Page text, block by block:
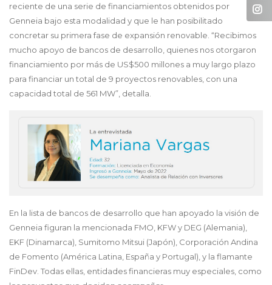
reciente de una serie de financiamientos obtenidos por
Genneia bajo esta modalidad y que le han posibilitado
concretar su primera fase de expansión renovable. “Recibimos
mucho apoyo de bancos de desarrollo, quienes nos otorgaron
financiamiento por más de US$500 millones a muy largo plazo
para financiar un total de 9 proyectos renovables, con una
capacidad total de 561 MW”, detalla.
En la lista de bancos de desarrollo que han apoyado la visión de
Genneia figuran la mencionada FMO, KFW y DEG (Alemania),
EKF (Dinamarca), Sumitomo Mitsui (Japón), Corporación Andina
de Fomento (América Latina, España y Portugal), y la flamante
FinDev. Todas ellas, entidades financieras muy especiales, como